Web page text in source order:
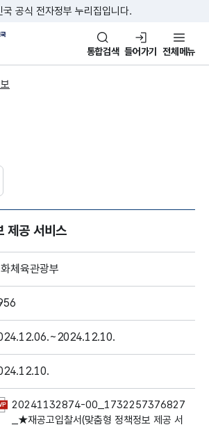
본문 바로가기
주메뉴 바로가기
공식 전자정부 누리집입니다.
부
인 나라, 함께 행복
통합검색 들어가기 전체메뉴
텐츠 설정하기
제공 서비스
체육관광부
20241132874-00_1732257376827
_★재공고입찰서(맞춤형 정책정보 제공 서